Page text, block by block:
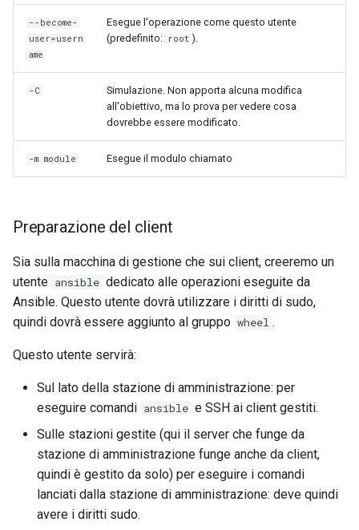
--become-
user=usern
ame
Esegue l'operazione come questo utente
(predefinito: root ).
-C
Simulazione. Non apporta alcuna modifica
all'obiettivo, ma lo prova per vedere cosa
dovrebbe essere modificato.
-m module Esegue il modulo chiamato
Preparazione del client
Sia sulla macchina di gestione che sui client, creeremo un
utente ansible dedicato alle operazioni eseguite da
Ansible. Questo utente dovrà utilizzare i diritti di sudo,
quindi dovrà essere aggiunto al gruppo wheel .
Questo utente servirà:
Sul lato della stazione di amministrazione: per
eseguire comandi ansible e SSH ai client gestiti.
Sulle stazioni gestite (qui il server che funge da
stazione di amministrazione funge anche da client,
quindi è gestito da solo) per eseguire i comandi
lanciati dalla stazione di amministrazione: deve quindi
avere i diritti sudo.